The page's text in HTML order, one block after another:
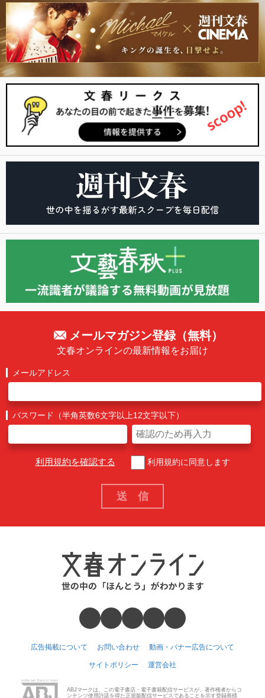
メールマガジン登録（無料）
文春オンラインの最新情報をお届け
メールアドレス
パスワード（半角英数6文字以上12文字以下）
利用規約を確認する 利用規約に同意します
広告掲載について お問い合わせ 動画・バナー広告について
サイトポリシー 運営会社
ABJマークは、この電子書店・電子書籍配信サービスが、著作権者からコ
ンテンツ使用許諾を得た正規版配信サービスであることを示す登録商標